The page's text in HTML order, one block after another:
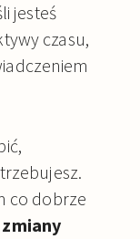
jesteś
czasu,
co dobrze